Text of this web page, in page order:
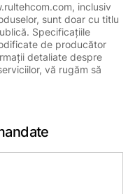
inclusiv
sunt doar cu titlu
Specificațiile
de producător
detaliate despre
vă rugăm să